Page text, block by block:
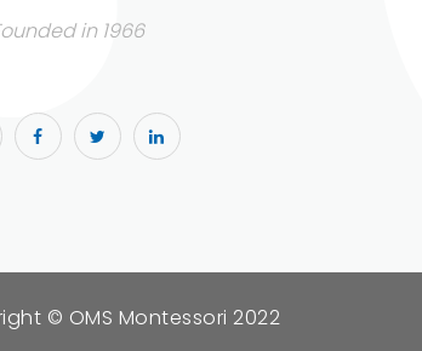
in 1966
© OMS Montessori 2022